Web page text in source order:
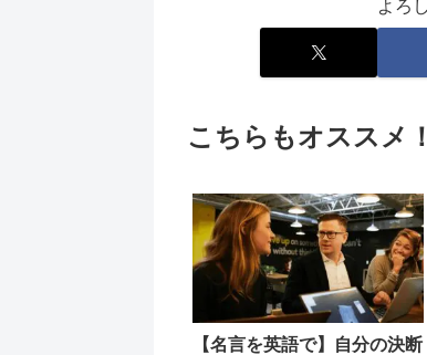
よろ
こちらもオススメ！
【名言を英語で】自分の決断